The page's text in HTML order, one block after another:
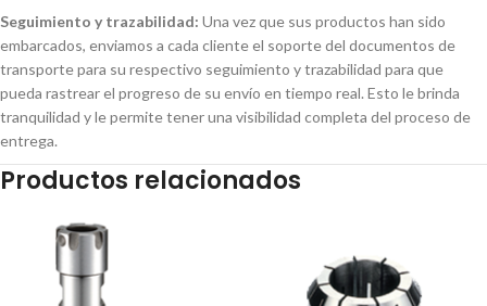
Seguimiento y trazabilidad: Una vez que sus productos han sido
embarcados, enviamos a cada cliente el soporte del documentos de
transporte para su respectivo seguimiento y trazabilidad para que
pueda rastrear el progreso de su envío en tiempo real. Esto le brinda
tranquilidad y le permite tener una visibilidad completa del proceso de
entrega.
Productos relacionados